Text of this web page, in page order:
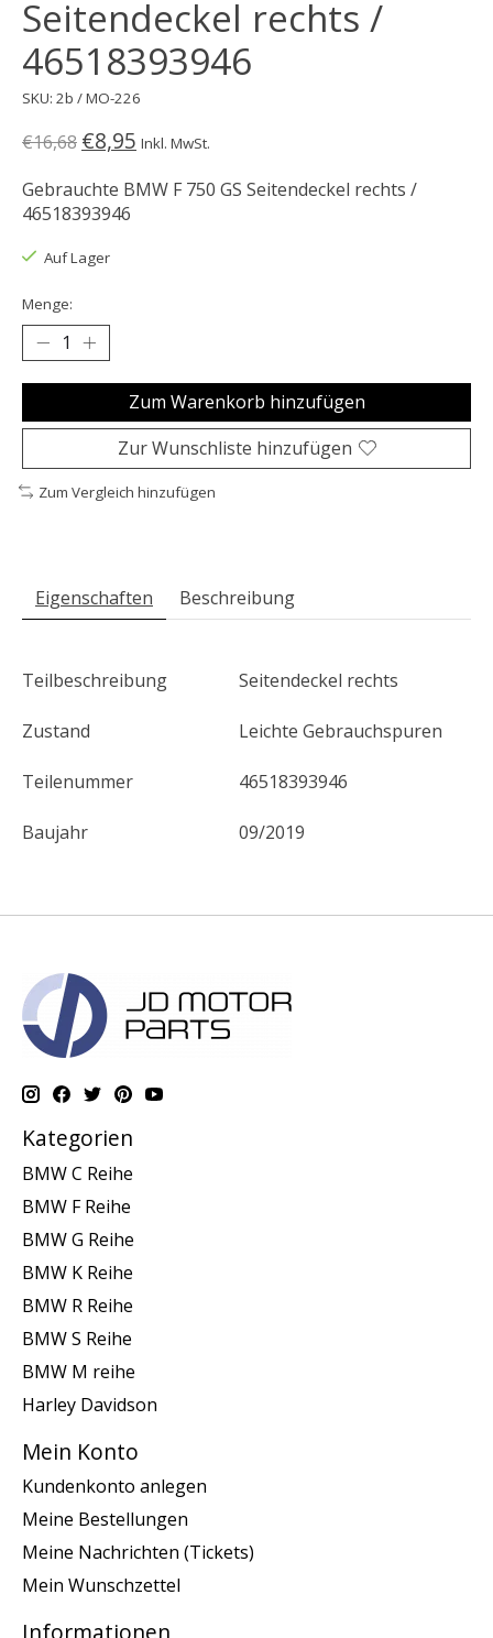
Seitendeckel rechts /
46518393946
SKU: 2b / MO-226
€16,68 €8,95 Inkl. MwSt.
Gebrauchte BMW F 750 GS Seitendeckel rechts /
46518393946
Auf Lager
Menge:
Zum Warenkorb hinzufügen
Zur Wunschliste hinzufügen
Zum Vergleich hinzufügen
Eigenschaften Beschreibung
Teilbeschreibung Seitendeckel rechts
Zustand Leichte Gebrauchspuren
Teilenummer 46518393946
Baujahr 09/2019
Kategorien
BMW C Reihe
BMW F Reihe
BMW G Reihe
BMW K Reihe
BMW R Reihe
BMW S Reihe
BMW M reihe
Harley Davidson
Mein Konto
Kundenkonto anlegen
Meine Bestellungen
Meine Nachrichten (Tickets)
Mein Wunschzettel